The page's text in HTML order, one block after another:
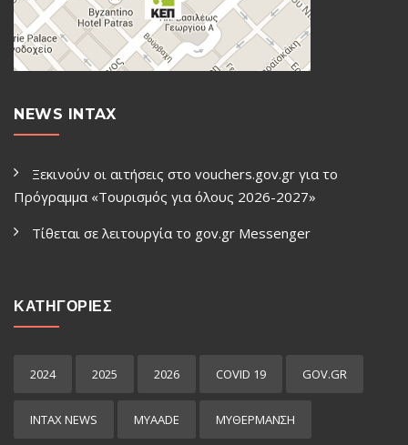
NEWS INTAX
Ξεκινούν οι αιτήσεις στο vouchers.gov.gr για το
Πρόγραμμα «Τουρισμός για όλους 2026-2027»
Τίθεται σε λειτουργία το gov.gr Μessenger
ΚΑΤΗΓΟΡΙΕΣ
2024 2025 2026 COVID 19 GOV.GR
INTAX NEWS MYAADE MYΘΈΡΜΑΝΣΗ